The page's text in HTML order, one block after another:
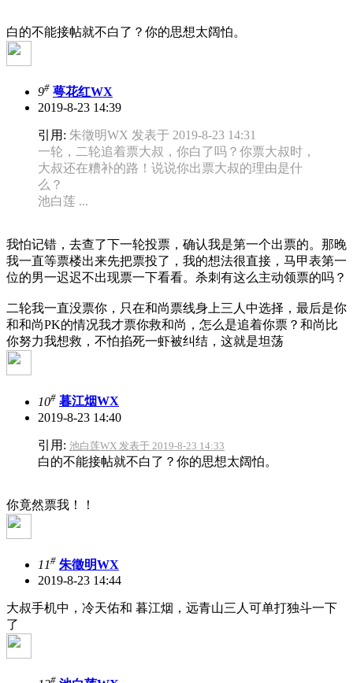
白的不能接帖就不白了？你的思想太阔怕。
9# 萼花红WX
2019-8-23 14:39
引用: 朱徵明WX 发表于 2019-8-23 14:31
一轮，二轮追着票大叔，你白了吗？你票大叔时，
大叔还在糟补的路！说说你出票大叔的理由是什
么？
池白莲 ...
我怕记错，去查了下一轮投票，确认我是第一个出票的。那晚
我一直等票楼出来先把票投了，我的想法很直接，马甲表第一
位的男一迟迟不出现票一下看看。杀刺有这么主动领票的吗？
二轮我一直没票你，只在和尚票线身上三人中选择，最后是你
和和尚PK的情况我才票你救和尚，怎么是追着你票？和尚比
你努力我想救，不怕掐死一虾被纠结，这就是坦荡
10# 暮江烟WX
2019-8-23 14:40
引用: 池白莲WX 发表于 2019-8-23 14:33
白的不能接帖就不白了？你的思想太阔怕。
你竟然票我！！
11# 朱徵明WX
2019-8-23 14:44
大叔手机中，冷天佑和 暮江烟，远青山三人可单打独斗一下
了
#